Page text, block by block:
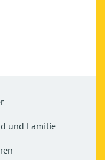
und Familie